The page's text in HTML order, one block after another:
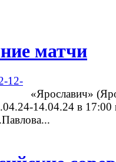
матчи
«Ярославич»
14.04.24 в 17:00